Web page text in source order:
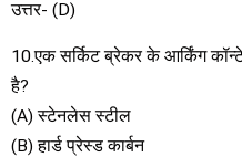
उत्तर- (D)
10.एक सर्किट ब्रेकर के आर्किंग
है?
(A) स्टेनलेस स्टील
(B) हार्ड प्रेस्ड कार्बन